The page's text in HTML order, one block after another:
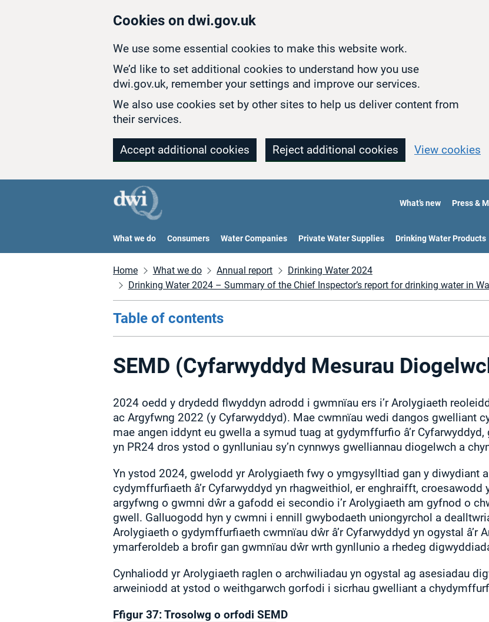
Cookies on dwi.gov.uk
We use some essential cookies to make this website work.
We’d like to set additional cookies to understand how you use
dwi.gov.uk, remember your settings and improve our services.
We also use cookies set by other sites to help us deliver content from
their services.
Accept additional cookies Reject additional cookies View cookies
What’s new Press &
What we do Consumers Water Companies Private Water Supplies Drinking Water Products
Home What we do Annual report
Drinking Water 2024
Drinking Water 2024 – Summary of the Chief Inspector’s report for drinking water in
Table of contents
SEMD (Cyfarwyddyd Mesurau
2024 oedd y drydedd flwyddyn adrodd i gwmnïau ers i’r Arolygiaeth
ac Argyfwng 2022 (y Cyfarwyddyd). Mae cwmnïau wedi dangos gwelliant
mae angen iddynt eu gwella a symud tuag at gydymffurfio â’r
yn PR24 dros ystod o gynlluniau sy’n cynnwys gwelliannau diogelwch a
Yn ystod 2024, gwelodd yr Arolygiaeth fwy o ymgysylltiad gan y diwydiant
cydymffurfiaeth â’r Cyfarwyddyd yn rhagweithiol, er enghraifft, croesawodd
argyfwng o gwmni dŵr a gafodd ei secondio i’r Arolygiaeth am gyfnod o
gwell. Galluogodd hyn y cwmni i ennill gwybodaeth uniongyrchol a
Arolygiaeth o gydymffurfiaeth cwmnïau dŵr â’r Cyfarwyddyd yn ogystal â’r
ymarferoldeb a brofir gan gwmnïau dŵr wrth gynllunio a rhedeg
Cynhaliodd yr Arolygiaeth raglen o archwiliadau yn ogystal ag asesiadau
arweiniodd at ystod o weithgarwch gorfodi i sicrhau gwelliant a
Ffigur 37: Trosolwg o orfodi SEMD